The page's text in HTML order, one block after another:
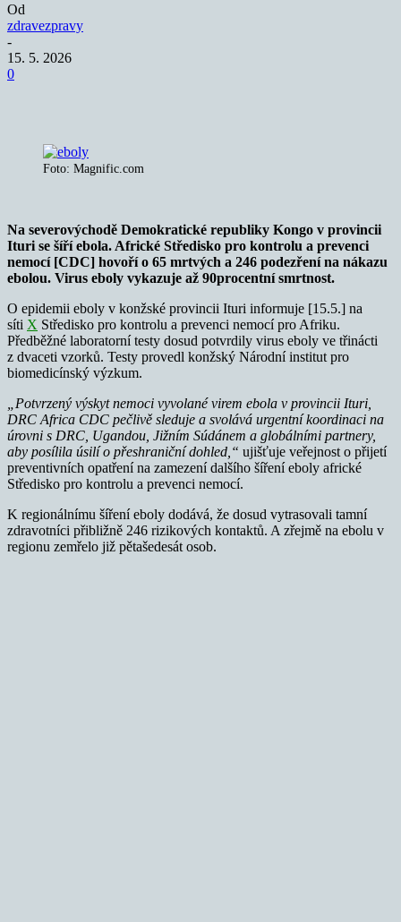
Od
zdravezpravy
-
15. 5. 2026
0
Foto: Magnific.com
Na severovýchodě Demokratické republiky Kongo v provincii
Ituri se šíří ebola. Africké Středisko pro kontrolu a prevenci
nemocí [CDC] hovoří o 65 mrtvých a 246 podezření na nákazu
ebolou. Virus eboly vykazuje až 90procentní smrtnost.
O epidemii eboly v konžské provincii Ituri informuje [15.5.] na
síti X Středisko pro kontrolu a prevenci nemocí pro Afriku.
Předběžné laboratorní testy dosud potvrdily virus eboly ve třinácti
z dvaceti vzorků. Testy provedl konžský Národní institut pro
biomedicínský výzkum.
„Potvrzený výskyt nemoci vyvolané virem ebola v provincii Ituri,
DRC Africa CDC pečlivě sleduje a svolává urgentní koordinaci na
úrovni s DRC, Ugandou, Jižním Súdánem a globálními partnery,
aby posílila úsilí o přeshraniční dohled,“ ujišťuje veřejnost o přijetí
preventivních opatření na zamezení dalšího šíření eboly africké
Středisko pro kontrolu a prevenci nemocí.
K regionálnímu šíření eboly dodává, že dosud vytrasovali tamní
zdravotníci přibližně 246 rizikových kontaktů. A zřejmě na ebolu v
regionu zemřelo již pětašedesát osob.